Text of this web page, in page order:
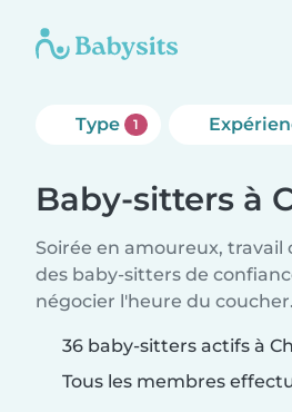
Type 1
Baby-sitters à
Soirée en amoureux,
des baby-sitters de
négocier l'heure du coucher.
36 baby-sitters actifs à
Tous les membres